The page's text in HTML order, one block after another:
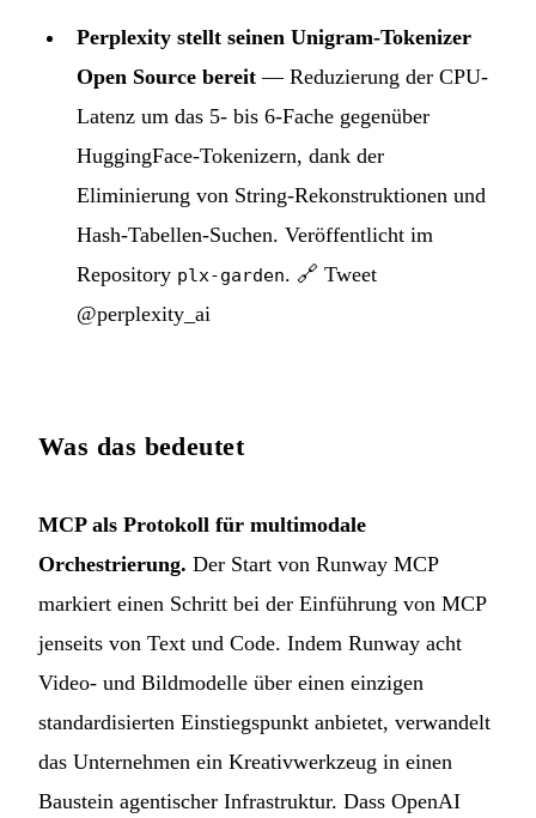
Perplexity stellt seinen Unigram-Tokenizer
Open Source bereit — Reduzierung der CPU-
Latenz um das 5- bis 6-Fache gegenüber
HuggingFace-Tokenizern, dank der
Eliminierung von String-Rekonstruktionen und
Hash-Tabellen-Suchen. Veröffentlicht im
Repository plx-garden. 🔗 Tweet
@perplexity_ai
Was das bedeutet
MCP als Protokoll für multimodale
Orchestrierung. Der Start von Runway MCP
markiert einen Schritt bei der Einführung von MCP
jenseits von Text und Code. Indem Runway acht
Video- und Bildmodelle über einen einzigen
standardisierten Einstiegspunkt anbietet, verwandelt
das Unternehmen ein Kreativwerkzeug in einen
Baustein agentischer Infrastruktur. Dass OpenAI